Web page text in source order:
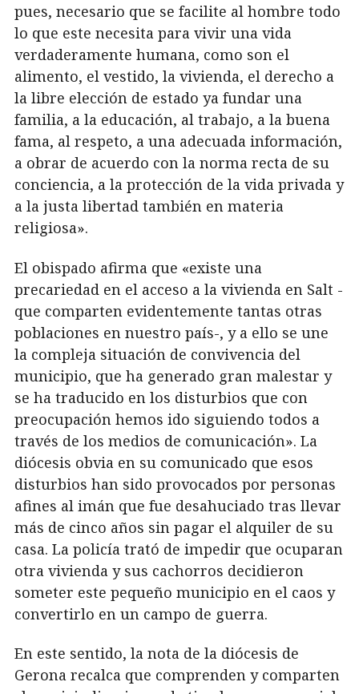
pues, necesario que se facilite al hombre todo
lo que este necesita para vivir una vida
verdaderamente humana, como son el
alimento, el vestido, la vivienda, el derecho a
la libre elección de estado ya fundar una
familia, a la educación, al trabajo, a la buena
fama, al respeto, a una adecuada información,
a obrar de acuerdo con la norma recta de su
conciencia, a la protección de la vida privada y
a la justa libertad también en materia
religiosa».
El obispado afirma que «existe una
precariedad en el acceso a la vivienda en Salt -
que comparten evidentemente tantas otras
poblaciones en nuestro país-, y a ello se une
la compleja situación de convivencia del
municipio, que ha generado gran malestar y
se ha traducido en los disturbios que con
preocupación hemos ido siguiendo todos a
través de los medios de comunicación». La
diócesis obvia en su comunicado que esos
disturbios han sido provocados por personas
afines al imán que fue desahuciado tras llevar
más de cinco años sin pagar el alquiler de su
casa. La policía trató de impedir que ocuparan
otra vivienda y sus cachorros decidieron
someter este pequeño municipio en el caos y
convertirlo en un campo de guerra.
En este sentido, la nota de la diócesis de
Gerona recalca que comprenden y comparten